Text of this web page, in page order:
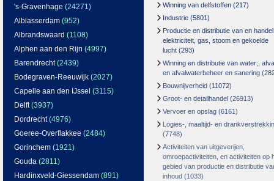
's-Gravenhage (24271)
Alblasserdam (952)
Albrandswaard (1108)
Alphen aan den Rijn (4997)
Barendrecht(2439)
Bodegraven-Reeuwijk (2027)
Capelle aan den IJssel (3115)
Delft(3937)
Dordrecht(4976)
Goeree-Overflakkee (2484)
Gorinchem (1921)
Gouda (2811)
Hardinxveld-Giessendam (891)
Winning van delfstoffen (217)
Industrie (5801)
Productie en distributie van en
elektriciteit, gas, stoom en gekoelde
lucht (293)
Winning en distributie van water;,
en afvalwaterbeheer en sanering
Bouwnijverheid (11072)
Groot- en detailhandel (26913)
Vervoer en opslag (6161)
Logies-, maaltijd- en
(7748)
Activiteiten van uitgeverijen,
omroepactiviteiten, en activiteiten op
gebied van productie en distributie
inhoud (1033)